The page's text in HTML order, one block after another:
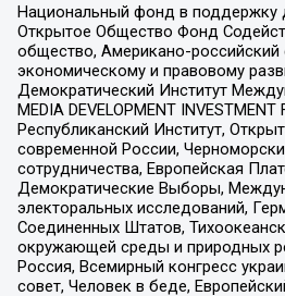
Национальный фонд в поддержку
Открытое Общество Фонд
общество, Американо-
экономическому и правовому
Демократический Институт
MEDIA DEVELOPMENT
Республиканский Институт,
современной России,
сотрудничества, Европейская
Демократические Выборы,
электоральных исследований,
Соединенных Штатов,
окружающей среды и природных
Россия, Всемирный конгресс
совет, Человек в беде,